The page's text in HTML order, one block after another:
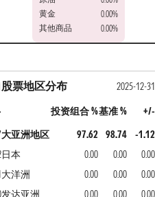
黄金
0.00%
其他商品
0.00%
股票地区分布
2025-12-31
投资组合 %基准 %
+/-
大亚洲地区
97.62 98.74
-1.12
日本
0.00 0.00
0.00
大洋洲
0.00 0.00
0.00
发达亚洲
0.00 0.00 0.00